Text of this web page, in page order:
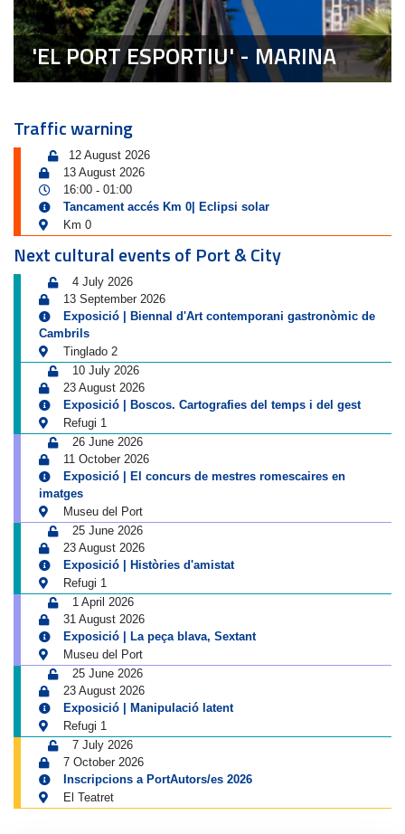
'EL PORT ESPORTIU' - MARINA
Traffic warning
12 August 2026
13 August 2026
16:00 - 01:00
Tancament accés Km 0| Eclipsi solar
Km 0
Next cultural events of Port & City
4 July 2026
13 September 2026
Exposició | Biennal d'Art contemporani gastronòmic de
Cambrils
Tinglado 2
10 July 2026
23 August 2026
Exposició | Boscos. Cartografies del temps i del gest
Refugi 1
26 June 2026
11 October 2026
Exposició | El concurs de mestres romescaires en
imatges
Museu del Port
25 June 2026
23 August 2026
Exposició | Històries d'amistat
Refugi 1
1 April 2026
31 August 2026
Exposició | La peça blava, Sextant
Museu del Port
25 June 2026
23 August 2026
Exposició | Manipulació latent
Refugi 1
7 July 2026
7 October 2026
Inscripcions a PortAutors/es 2026
El Teatret